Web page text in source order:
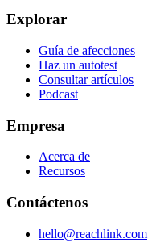
Explorar
Guía de afecciones
Haz un autotest
Consultar artículos
Podcast
Empresa
Acerca de
Recursos
Contáctenos
hello@reachlink.com